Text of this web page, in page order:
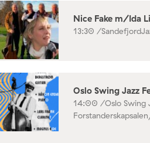
Nice Fake m/Ida
13:30 /
Oslo Swing Jazz
14:00 /Oslo Swing